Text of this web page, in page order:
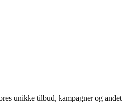
unikke tilbud, kampagner og andet